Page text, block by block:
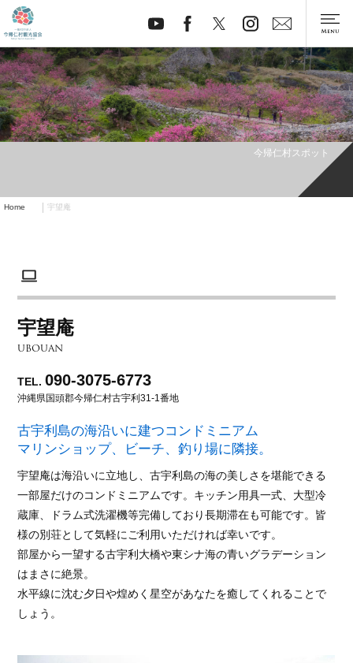
今帰仁村スポット
Home 宇望庵
宇望庵
UBOUAN
TEL.090-3075-6773
沖縄県国頭郡今帰仁村古宇利31-1番地
古宇利島の海沿いに建つコンドミニアム
マリンショップ、ビーチ、釣り場に隣接。
宇望庵は海沿いに立地し、古宇利島の海の美しさを堪能できる
一部屋だけのコンドミニアムです。キッチン用具一式、大型冷
蔵庫、ドラム式洗濯機等完備しており長期滞在も可能です。皆
様の別荘として気軽にご利用いただければ幸いです。
部屋から一望する古宇利大橋や東シナ海の青いグラデーション
はまさに絶景。
水平線に沈む夕日や煌めく星空があなたを癒してくれることで
しょう。